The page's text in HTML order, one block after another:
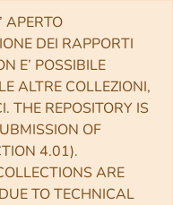
APERTO
DEI RAPPORTI
E’ POSSIBILE
ALTRE COLLEZIONI,
THE REPOSITORY IS
OF
4.01).
ARE
TO TECHNICAL